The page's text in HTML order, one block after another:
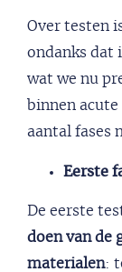
Over testen
ondanks dat
wat we nu
binnen
aantal fases
Eerste
De eerste
doen van de
materialen: